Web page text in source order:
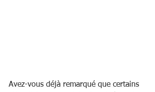
Avez-vous déjà remarqué que certains